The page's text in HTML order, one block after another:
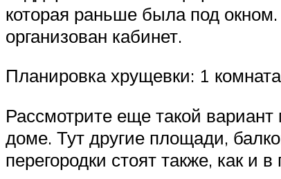
которая раньше была под
организован кабинет.
Планировка хрущевки: 1 комната
Рассмотрите еще такой
доме. Тут другие площади,
перегородки стоят также, как и